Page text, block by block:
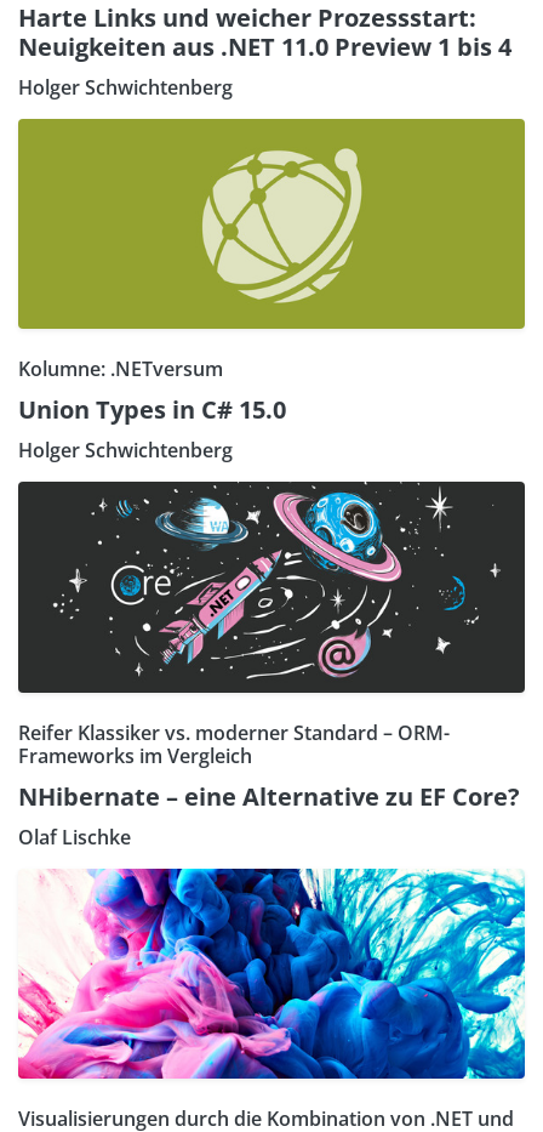
Harte Links und weicher Prozessstart:
Neuigkeiten aus .NET 11.0 Preview 1 bis 4
Holger Schwichtenberg
Kolumne: .NETversum
Union Types in C# 15.0
Holger Schwichtenberg
Reifer Klassiker vs. moderner Standard – ORM-
Frameworks im Vergleich
NHibernate – eine Alternative zu EF Core?
Olaf Lischke
Visualisierungen durch die Kombination von .NET und